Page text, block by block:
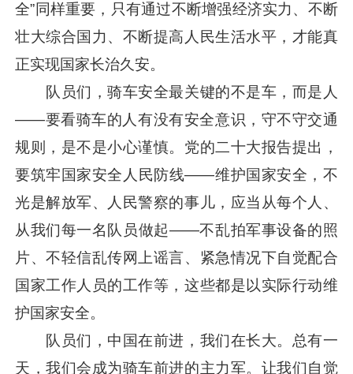
全”同样重要，只有通过不断增强经济实力、不断
壮大综合国力、不断提高人民生活水平，才能真
正实现国家长治久安。
队员们，骑车安全最关键的不是车，而是人
——要看骑车的人有没有安全意识，守不守交通
规则，是不是小心谨慎。党的二十大报告提出，
要筑牢国家安全人民防线——维护国家安全，不
光是解放军、人民警察的事儿，应当从每个人、
从我们每一名队员做起——不乱拍军事设备的照
片、不轻信乱传网上谣言、紧急情况下自觉配合
国家工作人员的工作等，这些都是以实际行动维
护国家安全。
队员们，中国在前进，我们在长大。总有一
天，我们会成为骑车前进的主力军。让我们自觉